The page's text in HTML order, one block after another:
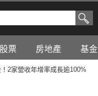
股票 房地產 基金
2家營收年增率成長逾100%